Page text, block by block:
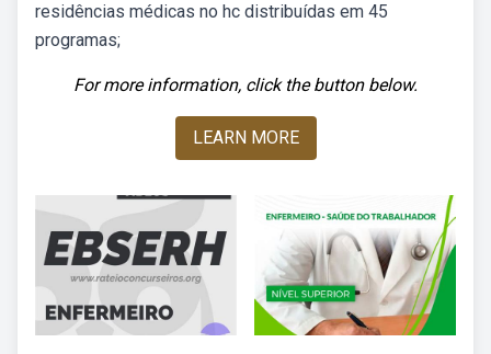
residências médicas no hc distribuídas em 45
programas;
For more information, click the button below.
LEARN MORE